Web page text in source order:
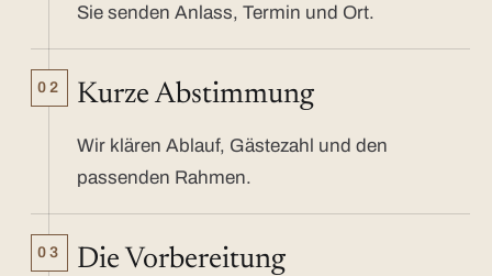
Sie senden Anlass, Termin und Ort.
02 Kurze Abstimmung
Wir klären Ablauf, Gästezahl und den
passenden Rahmen.
03 Die Vorbereitung